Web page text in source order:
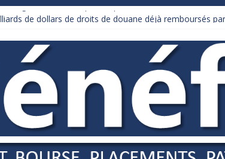
: le logement mis à l’épreuve par la chaleur
de dollars de droits de douane déjà remboursés
le milliardaire qui ne touche presque rien
fortunes russes vers l’étranger